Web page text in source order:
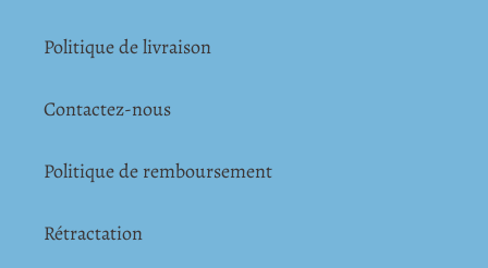
Politique de livraison
Contactez-nous
Politique de remboursement
Rétractation